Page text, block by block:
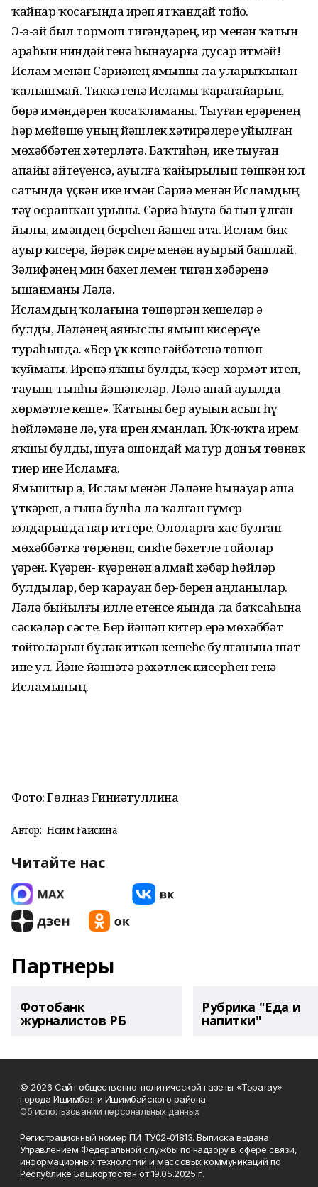
ҡайнар ҡосағында иҙрәп ятҡандай тойҙо.
Э-э-эй был тормош тигәндәрең, ир менән ҡатын
араһын ниндәй генә һынауҙарға дусар итмәй!
Ислам менән Сәриәнең яҙмышы ла уларҙыҡынан
ҡалышмай. Тиккә генә Исламы ҡарағайҙарын,
бөҙрә имәндәрен ҡосаҡламаны. Тыуған ерҙәренең
һәр мөйөшө уның йәшлек хәтирәлере уйылған
мөхәббәтен хәтерләтә. Баҡтиһәң, ике тыуған
апайы әйтеүенсә, ауылға ҡайырылып төшкән юл
сатында үҫкән ике имән Сәриә менән Исламдың
тәү осрашҡан урыны. Сәриә һыуға батып үлгән
йылы, имәндең береһен йәшен ата. Ислам бик
ауыр кисерә, йөрәк сире менән ауырый башлай.
Зәлифәнең мин бәхетлемен тигән хәбәренә
ышанманы Ләлә.
Исламдың ҡолағына төшөргән кешеләр ҙә
булды, Ләләнең аяныслы яҙмыш кисереүе
тураһында. «Бер үк кеше ғәйбәтенә төшөп
ҡуймағыҙ. Иренә яҡшы булды, ҡәҙер-хөрмәт итеп,
тауыш-тынһыҙ йәшәнеләр. Ләлә апай ауылда
хөрмәтле кеше». Ҡатыны бер ауыҙын асып һүҙ
һөйләмәне лә, уға ирен яманлап. Юҡ-юҡта ирем
яҡшы булды, шуға ошондай матур донъя төҙөнөк
тиер ине Исламға.
Яҙмыштыр ҙа, Ислам менән Ләләне һынауҙар аша
үткәреп, аҙ ғына булһа ла ҡалған ғүмер
юлдарында пар иттерҙе. Ололарға хас булған
мөхәббәткә төрөнөп, сикһеҙ бәхетле тойҙолар
үҙҙәрен. Күҙҙәрен- күҙҙәренән алмай хәбәр һөйләр
булдылар, бер ҡарауҙан бер-берен аңланылар.
Ләлә быйылғы илле етенсе яҙында ла баҡсаһына
сәскәләр сәсте. Бер йәшәп китер ерҙә мөхәббәт
тойғоларын бүләк иткән кешеһе булғанына шат
ине ул. Йәне йәннәтә рәхәтлек кисерһен генә
Исламының.
Фото: Гөлназ Ғиниәтуллина
Автор: Нәсимә Ғайсина
Читайте нас
Партнеры
Фотобанк
журналистов РБ
Рубрика "Еда и
напитки"
© 2026 Сайт общественно-политической газеты «Торатау»
города Ишимбая и Ишимбайского района
Об использовании персональных данных
Регистрационный номер ПИ ТУ02-01813. Выписка выдана
Управлением Федеральной службы по надзору в сфере связи,
информационных технологий и массовых коммуникаций по
Республике Башкортостан от 19.05.2025 г.